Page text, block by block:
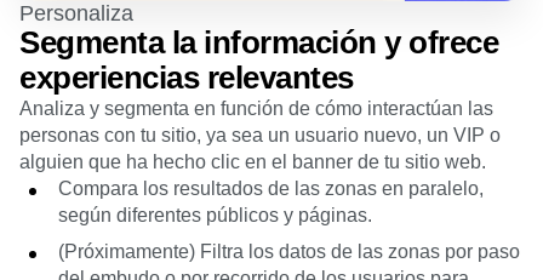
Personaliza
Segmenta la información y ofrece
experiencias relevantes
Analiza y segmenta en función de cómo interactúan las
personas con tu sitio, ya sea un usuario nuevo, un VIP o
alguien que ha hecho clic en el banner de tu sitio web.
Compara los resultados de las zonas en paralelo,
según diferentes públicos y páginas.
(Próximamente) Filtra los datos de las zonas por paso